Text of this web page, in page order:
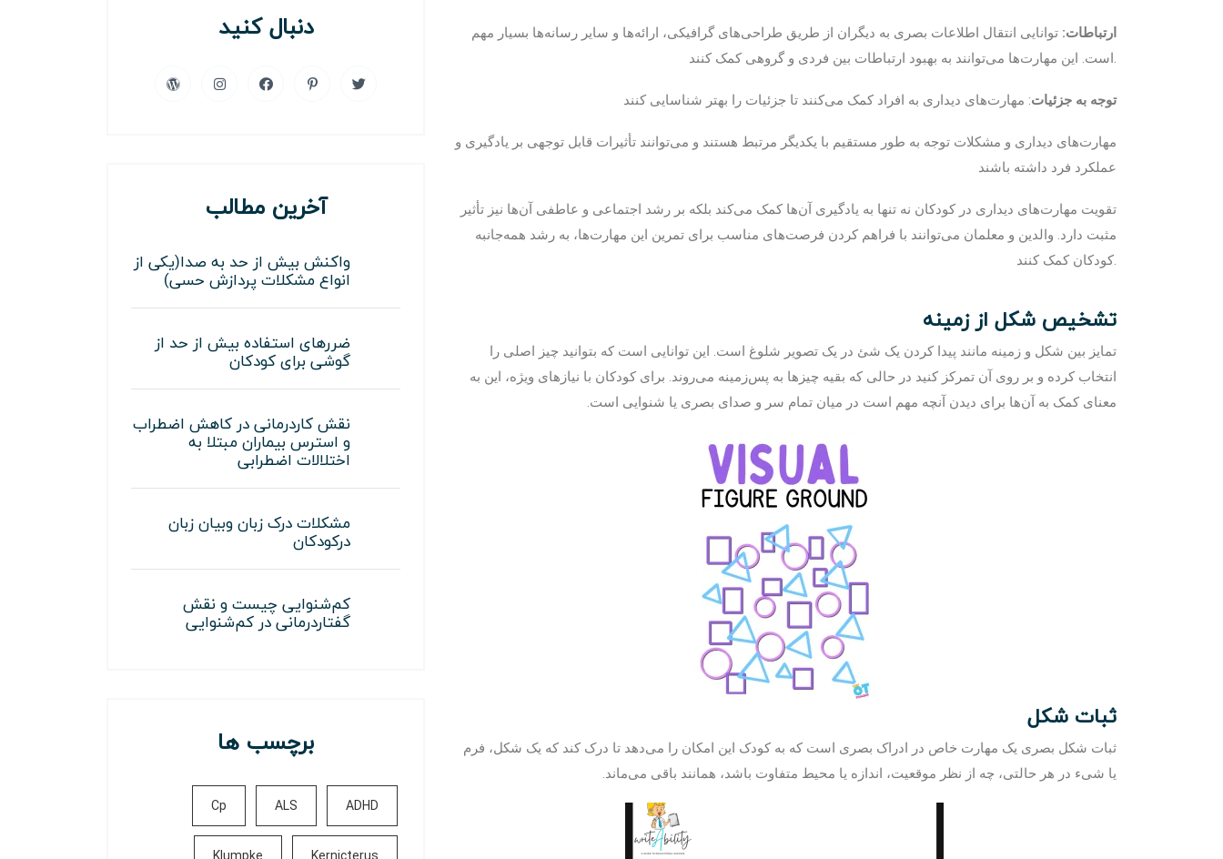
ارتباطات: توانایی انتقال اطلاعات بصری به دیگران از طریق طراحی‌های گرافیکی، ارائه‌ها و سایر رسانه‌ها بسیار مهم
است. این مهارت‌ها می‌توانند به بهبود ارتباطات بین فردی و گروهی کمک کنند.
توجه به جزئیات: مهارت‌های دیداری به افراد کمک می‌کنند تا جزئیات را بهتر شناسایی کنند
مهارت‌های دیداری و مشکلات توجه به طور مستقیم با یکدیگر مرتبط هستند و می‌توانند تأثیرات قابل توجهی بر یادگیری و
عملکرد فرد داشته باشند
تقویت مهارت‌های دیداری در کودکان نه تنها به یادگیری آن‌ها کمک می‌کند بلکه بر رشد اجتماعی و عاطفی آن‌ها نیز تأثیر
مثبت دارد. والدین و معلمان می‌توانند با فراهم کردن فرصت‌های مناسب برای تمرین این مهارت‌ها، به رشد همه‌جانبه
کودکان کمک کنند.
تشخیص شکل از زمینه
تمایز بین شکل و زمینه مانند پیدا کردن یک شئ در یک تصویر شلوغ است. این توانایی است که بتوانید چیز اصلی را
انتخاب کرده و بر روی آن تمرکز کنید در حالی که بقیه چیزها به پس‌زمینه می‌روند. برای کودکان با نیازهای ویژه، این به
معنای کمک به آن‌ها برای دیدن آنچه مهم است در میان تمام سر و صدای بصری یا شنوایی است.
ثبات شکل
ثبات شکل بصری یک مهارت خاص در ادراک بصری است که به کودک این امکان را می‌دهد تا درک کند که یک شکل، فرم
یا شیء در هر حالتی، چه از نظر موقعیت، اندازه یا محیط متفاوت باشد، همانند باقی می‌ماند.
دنبال کنید
آخرین مطالب
واکنش بیش از حد به صدا(یکی از
انواع مشکلات پردازش حسی)
ضررهای استفاده بیش از حد از
گوشی برای کودکان
نقش کاردرمانی در کاهش اضطراب
و استرس بیماران مبتلا به
اختلالات اضطرابی
مشکلات درک زبان وبیان زبان
درکودکان
کم‌شنوایی چیست و نقش
گفتاردرمانی در کم‌شنوایی
برچسب ها
ADHD
ALS
Cp